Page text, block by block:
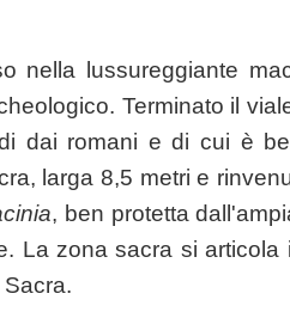
nella lussureggiante
Terminato il
dai romani e di cui è
larga 8,5 metri e
, ben protetta
La zona sacra si